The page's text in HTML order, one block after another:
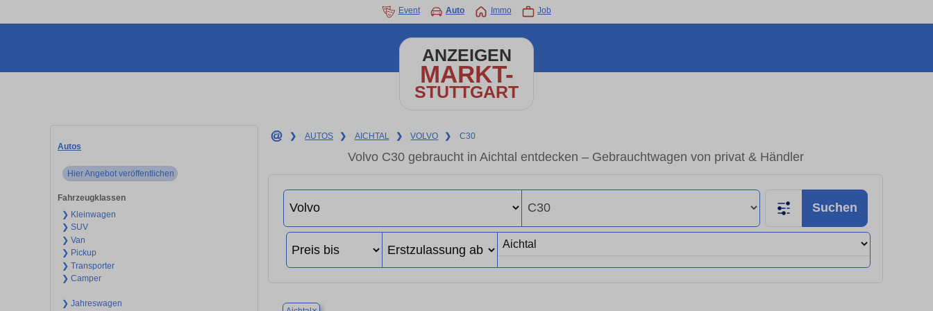
Event Auto Immo Job
ANZEIGEN
MARKT-
STUTTGART
Autos
Hier Angebot veröffentlichen
Fahrzeugklassen
❯ Kleinwagen
❯ SUV
❯ Van
❯ Pickup
❯ Transporter
❯ Camper
❯ Jahreswagen
❯ AUTOS ❯ AICHTAL ❯ VOLVO ❯ C30
Volvo C30 gebraucht in Aichtal entdecken – Gebrauchtwagen von privat & Händler
Suchen